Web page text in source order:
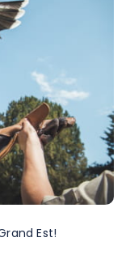
Est!